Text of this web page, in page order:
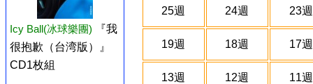
Icy Ball(冰球樂團)
『我
很抱歉（台湾版）』
CD1枚組
25週 24週 23週
19週 18週 17週
13週 12週 11週